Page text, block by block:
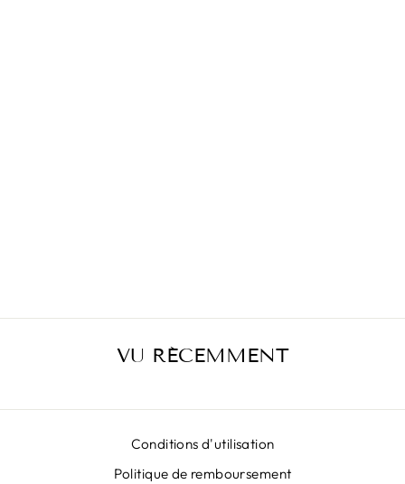
VU RÉCEMMENT
Conditions d'utilisation
Politique de remboursement